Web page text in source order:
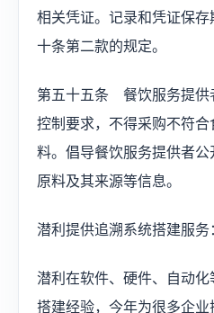
相关凭证。记录和凭证保
十条第二款的规定。
第五十五条 餐饮服务提供
控制要求，不得采购不符
料。倡导餐饮服务提供者
原料及其来源等信息。
潜利提供追溯系统搭建服务：
潜利在软件、硬件、自动
搭建经验，今年为很多企